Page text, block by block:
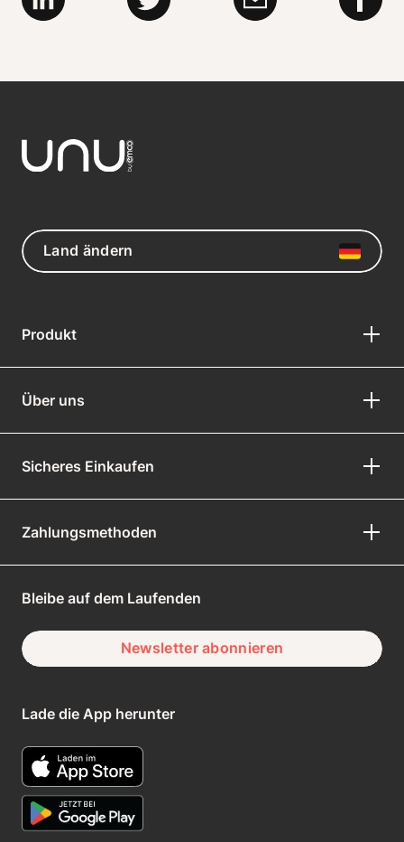
Land ändern
Produkt
Über uns
Zahlungsmethoden
Sicheres Einkaufen
Bleibe auf dem Laufenden
Newsletter abonnieren
Lade die App herunter